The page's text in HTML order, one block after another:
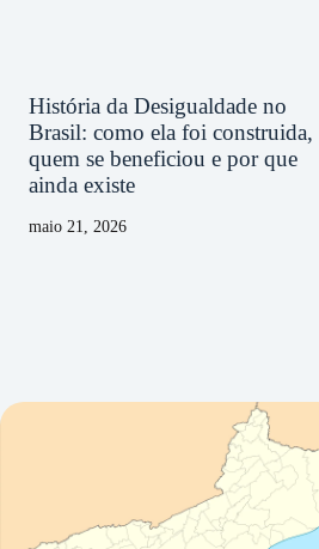
História da Desigualdade no
Brasil: como ela foi construida,
quem se beneficiou e por que
ainda existe
maio 21, 2026